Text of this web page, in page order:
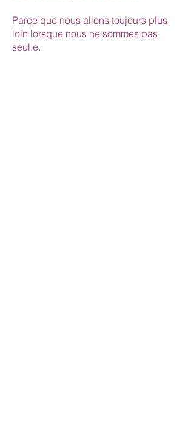
Parce que nous allons toujours plus
loin lorsque nous ne sommes pas
seul.e.